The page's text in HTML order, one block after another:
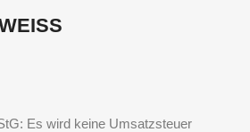
Es wird keine Umsatzsteuer